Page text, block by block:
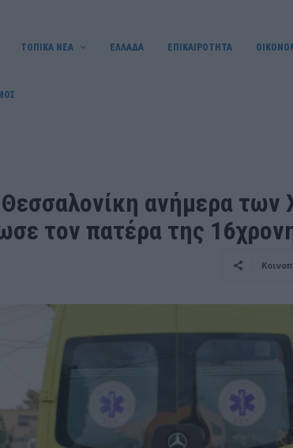
ΤΟΠΙΚΑ ΝΕΑ ΕΛΛΑΔΑ ΕΠΙΚΑΙΡΟΤΗΤΑ
ανήμερα των
τον πατέρα της